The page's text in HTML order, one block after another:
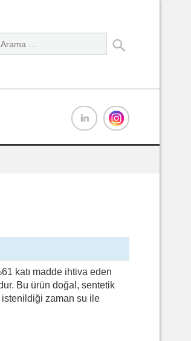
katı madde ihtiva eden
Bu ürün doğal, sentetik
istenildiği zaman su ile